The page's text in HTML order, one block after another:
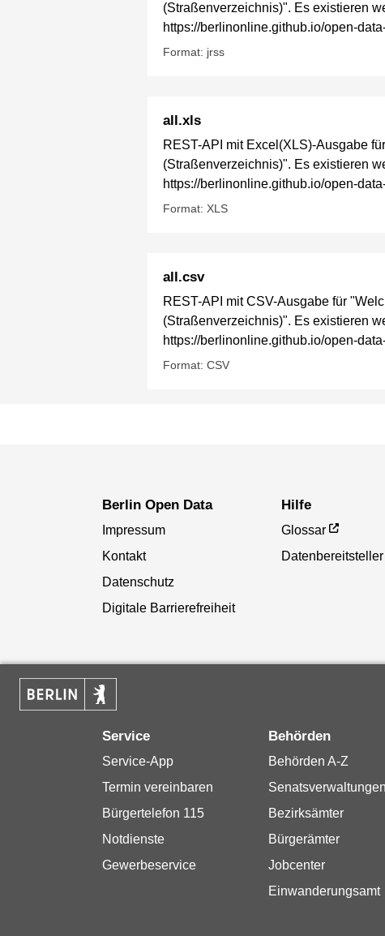
(Straßenverzeichnis)". Es existieren
https://berlinonline.github.io/open-
Format: jrss
all.xls
REST-API mit Excel(XLS)-Ausgabe
(Straßenverzeichnis)". Es existieren
https://berlinonline.github.io/open-
Format: XLS
all.csv
REST-API mit CSV-Ausgabe für
(Straßenverzeichnis)". Es existieren
https://berlinonline.github.io/open-
Format: CSV
Berlin Open Data
Impressum
Kontakt
Datenschutz
Digitale Barrierefreiheit
Hilfe
Glossar
Datenbereitsteller
Service
Service-App
Termin vereinbaren
Bürgertelefon 115
Notdienste
Gewerbeservice
Behörden
Behörden A-Z
Senatsverwaltungen
Bezirksämter
Bürgerämter
Jobcenter
Einwanderungsamt